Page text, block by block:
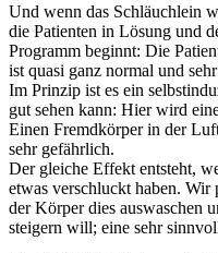
Und wenn das Schläuchlein
die Patienten in Lösung und
Programm beginnt: Die
ist quasi ganz normal und
Im Prinzip ist es ein
gut sehen kann: Hier wird
Einen Fremdkörper in der
sehr gefährlich.
Der gleiche Effekt entsteht,
etwas verschluckt haben.
der Körper dies auswaschen
steigern will; eine sehr